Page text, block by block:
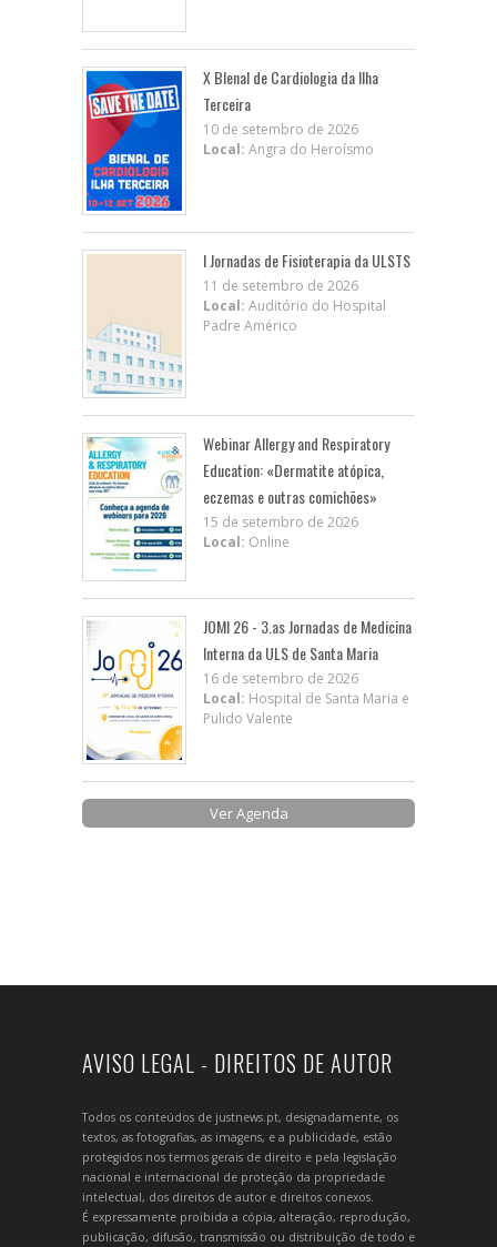
X BIenal de Cardiologia da Ilha
Terceira
10 de setembro de 2026
Local: Angra do Heroísmo
I Jornadas de Fisioterapia da ULSTS
11 de setembro de 2026
Local: Auditório do Hospital
Padre Américo
Webinar Allergy and Respiratory
Education: «Dermatite atópica,
eczemas e outras comichões»
15 de setembro de 2026
Local: Online
JOMI 26 - 3.as Jornadas de Medicina
Interna da ULS de Santa Maria
16 de setembro de 2026
Local: Hospital de Santa Maria e
Pulido Valente
Ver Agenda
AVISO LEGAL - DIREITOS DE AUTOR
Todos os conteúdos de justnews.pt, designadamente, os
textos, as fotografias, as imagens, e a publicidade, estão
protegidos nos termos gerais de direito e pela legislação
nacional e internacional de proteção da propriedade
intelectual, dos direitos de autor e direitos conexos.
É expressamente proibida a cópia, alteração, reprodução,
publicação, difusão, transmissão ou distribuição de todo e